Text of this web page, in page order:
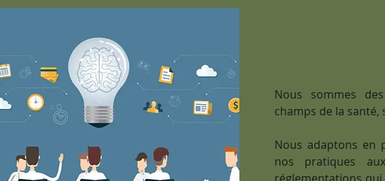
Nous sommes
champs de la
Nous adaptons en
nos pratiques